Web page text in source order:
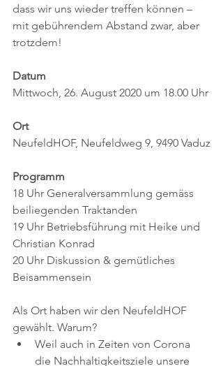
dass wir uns wieder treffen können –
mit gebührendem Abstand zwar, aber
trotzdem!
Datum
Mittwoch, 26. August 2020 um 18.00 Uhr
Ort
NeufeldHOF, Neufeldweg 9, 9490 Vaduz
Programm
18 Uhr Generalversammlung gemäss
beiliegenden Traktanden
19 Uhr Betriebsführung mit Heike und
Christian Konrad
20 Uhr Diskussion & gemütliches
Beisammensein
Als Ort haben wir den NeufeldHOF
gewählt. Warum?
Weil auch in Zeiten von Corona
die Nachhaltigkeitsziele unsere